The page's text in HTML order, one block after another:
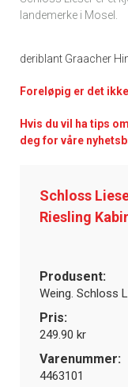
landemerke i Mosel.
deriblant Graacher
Foreløpig er det
Hvis du vil ha tips
deg for våre
Schloss
Riesling
Produsent:
Weing. Schloss
Pris:
249.90 kr
Varenummer:
4463101